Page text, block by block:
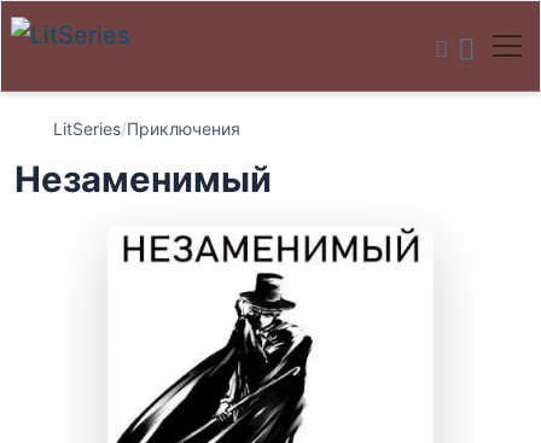
LitSeries/Приключения
Незаменимый